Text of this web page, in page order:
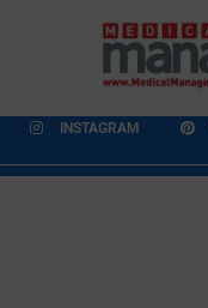
INSTAGRAM